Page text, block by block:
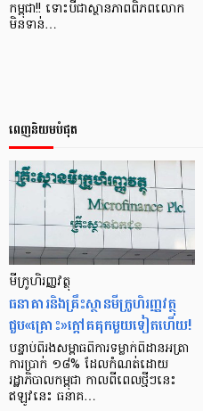
កម្ពុជា!! ទោះបីជាស្ថានភាពពិភពលោក
មិនទាន់…
ពេញនិយមបំផុត
មីក្រូ​ហិរញ្ញវត្ថុ
ធនាគារ​និង​គ្រឹះស្ថាន​មីក្រូ​ហិរញ្ញវត្ថុ​
ជួប«គ្រោះ»ក្តៅ​គគុក​មួយ​ទៀត​ហើយ!
បន្ទាប់​ពី​រង​សម្ពាធ​​ពី​ការ​ទម្លាក់​ពិដាន​អត្រា​
ការ​ប្រាក់ ១៨​% ដែល​កំណត់​ដោយ​
រដ្ឋាភិបាល​កម្ពុជា កាល​ពី​ពេល​ថ្មីៗ​នេះ
ឥឡូវ​នេះ ធនាគ…